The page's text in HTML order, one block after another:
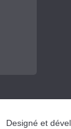
Designé et